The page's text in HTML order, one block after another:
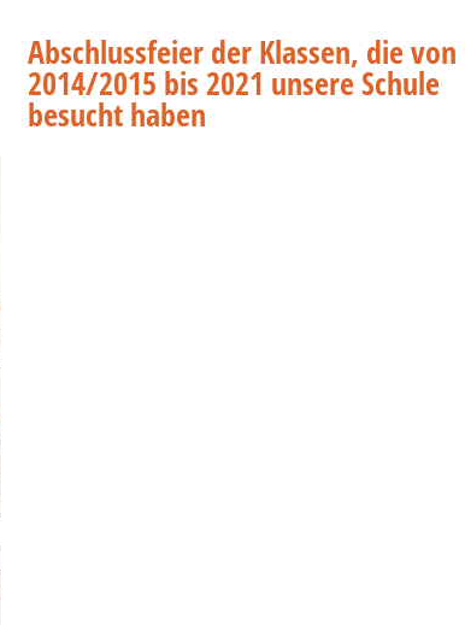
Abschlussfeier der Klassen, die von
2014/2015 bis 2021 unsere Schule
besucht haben